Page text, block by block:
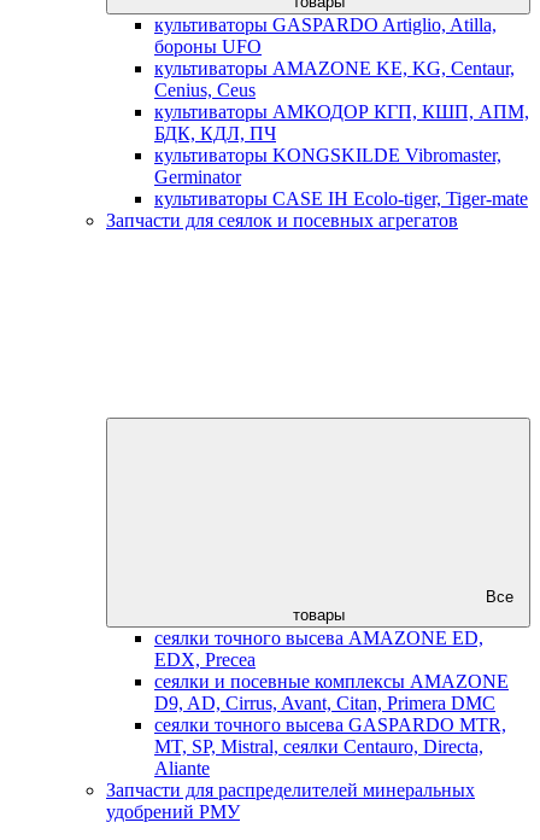
культиваторы GASPARDO Artiglio, Atilla,
бороны UFO
культиваторы AMAZONE KE, KG, Centaur,
Cenius, Ceus
культиваторы АМКОДОР КГП, КШП, АПМ,
БДК, КДЛ, ПЧ
культиваторы KONGSKILDE Vibromaster,
Germinator
культиваторы CASE IH Ecolo-tiger, Tiger-mate
Запчасти для сеялок и посевных агрегатов
Все
товары
сеялки точного высева AMAZONE ED,
EDX, Precea
сеялки и посевные комплексы AMAZONE
D9, AD, Cirrus, Avant, Citan, Primera DMC
сеялки точного высева GASPARDO MTR,
MT, SP, Mistral, сеялки Centauro, Directa,
Aliante
Запчасти для распределителей минеральных
удобрений РМУ